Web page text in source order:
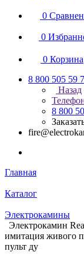
0
0
0 Корзина
8 800 505 59
Назад
8 800
Главная
Каталог
Электрокамины
Электрокамин
имитация живого
пульт ду